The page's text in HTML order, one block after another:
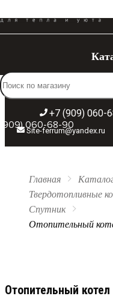
Широкий ассортимент
+7 (909) 060-
Site-ferrum@yandex.ru
(909) 060-68-90
Главная
Твердотопливные
Спутник
Отопительный
Отопительный